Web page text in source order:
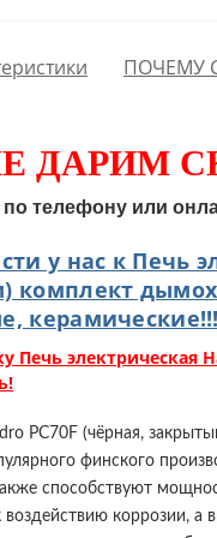
ПОЧЕМУ
ДАРИМ
телефону или
у нас к Печь
комплект
керамические!!!
Печь
PC70F (чёрная,
финского
способствуют
коррозии,